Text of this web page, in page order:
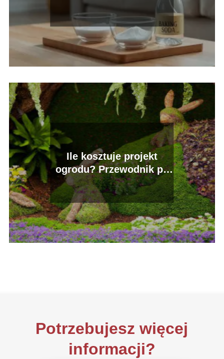
domowym sposobem?
Ile kosztuje projekt
ogrodu? Przewodnik po
cenach i usługach
ogrodniczych.
Potrzebujesz więcej
informacji?